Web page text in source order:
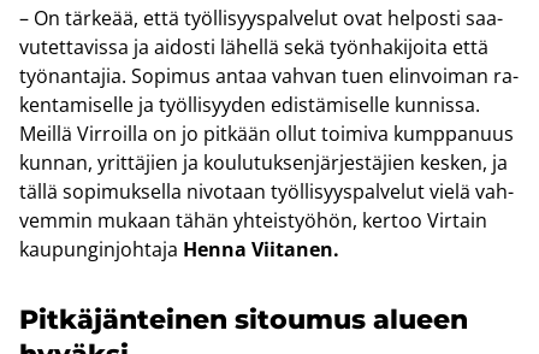
– On tär­ke­ää, että työl­li­syys­pal­ve­lut ovat hel­pos­ti saa­
vu­tet­ta­vis­sa ja ai­dos­ti lä­hel­lä sekä työn­ha­ki­joi­ta että
työ­nan­ta­jia. So­pi­mus antaa vah­van tuen elin­voi­man ra­
ken­ta­mi­sel­le ja työl­li­syy­den edis­tä­mi­sel­le kun­nis­sa.
Meil­lä Vir­roil­la on jo pit­kään ollut toi­mi­va kump­pa­nuus
kun­nan, yrit­tä­jien ja kou­lu­tuk­sen­jär­jes­tä­jien kes­ken, ja
tällä so­pi­muk­sel­la ni­vo­taan työl­li­syys­pal­ve­lut vielä vah­
vem­min mu­kaan tähän yh­teis­työ­hön, ker­too Vir­tain
kau­pun­gin­joh­ta­ja Henna Vii­ta­nen.
Pit­kä­jän­tei­nen si­tou­mus alu­een